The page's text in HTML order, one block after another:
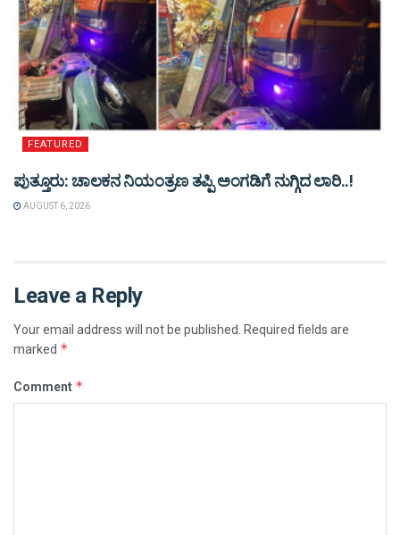
FEATURED
ಪುತ್ತೂರು: ಚಾಲಕನ ನಿಯಂತ್ರಣ ತಪ್ಪಿ ಅಂಗಡಿಗೆ ನುಗ್ಗಿದ ಲಾರಿ..!
AUGUST 6, 2026
Leave a Reply
Your email address will not be published.
Required fields are
marked *
Comment *